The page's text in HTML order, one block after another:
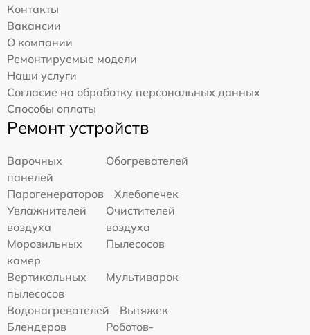
Контакты
Вакансии
О компании
Ремонтируемые модели
Наши услуги
Согласие на обработку персональных данных
Способы оплаты
Ремонт устройств
Варочных
панелей
Обогревателей
Парогенераторов
Хлебопечек
Увлажнителей
воздуха
Очистителей
воздуха
Морозильных
камер
Пылесосов
Вертикальных
пылесосов
Мультиварок
Водонагревателей
Вытяжек
Блендеров
Роботов-